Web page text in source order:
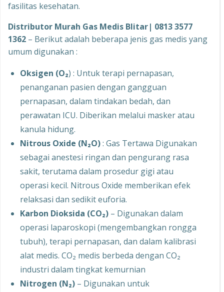
fasilitas kesehatan.
Distributor Murah Gas Medis Blitar| 0813 3577
1362 – Berikut adalah beberapa jenis gas medis yang
umum digunakan :
Oksigen (O₂) : Untuk terapi pernapasan,
penanganan pasien dengan gangguan
pernapasan, dalam tindakan bedah, dan
perawatan ICU. Diberikan melalui masker atau
kanula hidung.
Nitrous Oxide (N₂O): Gas Tertawa Digunakan
sebagai anestesi ringan dan pengurang rasa
sakit, terutama dalam prosedur gigi atau
operasi kecil. Nitrous Oxide memberikan efek
relaksasi dan sedikit euforia.
Karbon Dioksida (CO₂) – Digunakan dalam
operasi laparoskopi (mengembangkan rongga
tubuh), terapi pernapasan, dan dalam kalibrasi
alat medis. CO₂ medis berbeda dengan CO₂
industri dalam tingkat kemurnian
Nitrogen (N₂) – Digunakan untuk